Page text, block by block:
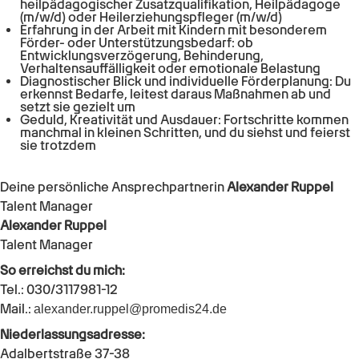
heilpädagogischer Zusatzqualifikation, Heilpädagoge
(m/w/d) oder Heilerziehungspfleger (m/w/d)
Erfahrung in der Arbeit mit Kindern mit besonderem
Förder- oder Unterstützungsbedarf: ob
Entwicklungsverzögerung, Behinderung,
Verhaltensauffälligkeit oder emotionale Belastung
Diagnostischer Blick und individuelle Förderplanung: Du
erkennst Bedarfe, leitest daraus Maßnahmen ab und
setzt sie gezielt um
Geduld, Kreativität und Ausdauer: Fortschritte kommen
manchmal in kleinen Schritten, und du siehst und feierst
sie trotzdem
Deine persönliche AnsprechpartnerinAlexander Ruppel
Talent Manager
Alexander Ruppel
Talent Manager
So erreichst du mich:
Tel.: 030/3117981-12
Mail.: alexander.ruppel@promedis24.de
Niederlassungsadresse:
Adalbertstraße 37-38